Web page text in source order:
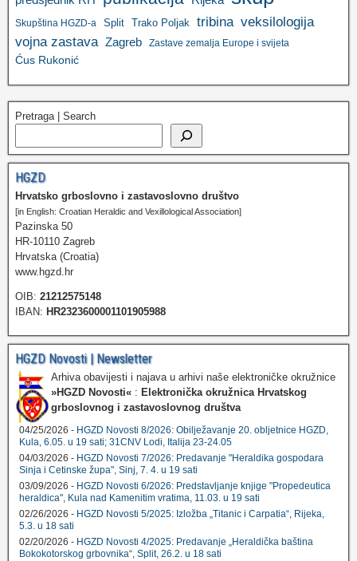
Skupština HGZD-a Split Trako Poljak tribina veksilologija
vojna zastava Zagreb Zastave zemalja Europe i svijeta
Ćus Rukonić
Pretraga | Search
HGZD
Hrvatsko grboslovno i zastavoslovno društvo
[in English: Croatian Heraldic and Vexillological Association]
Pazinska 50
HR-10110 Zagreb
Hrvatska (Croatia)
www.hgzd.hr
OIB: 21212575148
IBAN: HR2323600001101905988
HGZD Novosti | Newsletter
Arhiva obavijesti i najava u arhivi naše elektroničke okružnice
»HGZD Novosti« : Elektronička okružnica Hrvatskog
grboslovnog i zastavoslovnog društva
04/25/2026 - HGZD Novosti 8/2026: Obilježavanje 20. obljetnice HGZD,
Kula, 6.05. u 19 sati; 31CNV Lodi, Italija 23-24.05
04/03/2026 - HGZD Novosti 7/2026: Predavanje "Heraldika gospodara
Sinja i Cetinske župa", Sinj, 7. 4. u 19 sati
03/09/2026 - HGZD Novosti 6/2026: Predstavljanje knjige "Propedeutica
heraldica", Kula nad Kamenitim vratima, 11.03. u 19 sati
02/26/2026 - HGZD Novosti 5/2025: Izložba „Titanic i Carpatia“, Rijeka,
5.3. u 18 sati
02/20/2026 - HGZD Novosti 4/2025: Predavanje „Heraldička baština
Bokokotorskog grbovnika“, Split, 26.2. u 18 sati